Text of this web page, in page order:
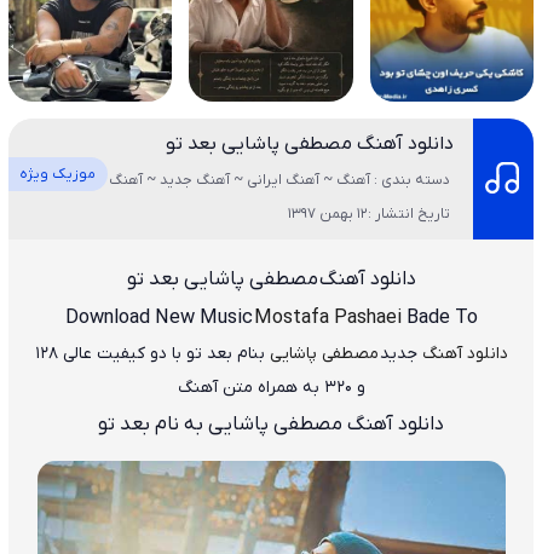
دانلود آهنگ مصطفی پاشایی بعد تو
موزیک ویژه
دسته بندی : آهنگ ~ آهنگ ایرانی ~ آهنگ جدید ~ آهنگ غمگین ~ ویژه
تاریخ انتشار :12 بهمن 1397
دانلود آهنگمصطفی پاشایی بعد تو
Download New MusicMostafa PashaeiBade To
دانلود آهنگ جدیدمصطفی پاشایی بنام بعد تو
با دو کیفیت عالی ۱۲۸
و ۳۲۰ به همراه متن آهنگ
دانلود آهنگ مصطفی پاشایی به نام بعد تو